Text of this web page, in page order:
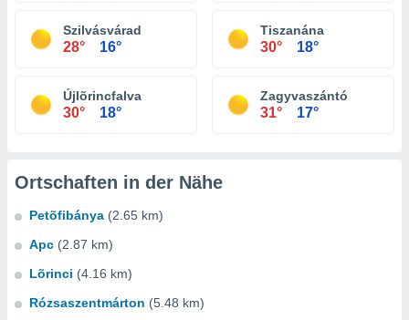
Szilvásvárad
28° 16°
Tiszanána
30° 18°
Újlõrincfalva
30° 18°
Zagyvaszántó
31° 17°
Ortschaften in der Nähe
Petõfibánya (2.65 km)
Apc (2.87 km)
Lõrinci (4.16 km)
Rózsaszentmárton (5.48 km)